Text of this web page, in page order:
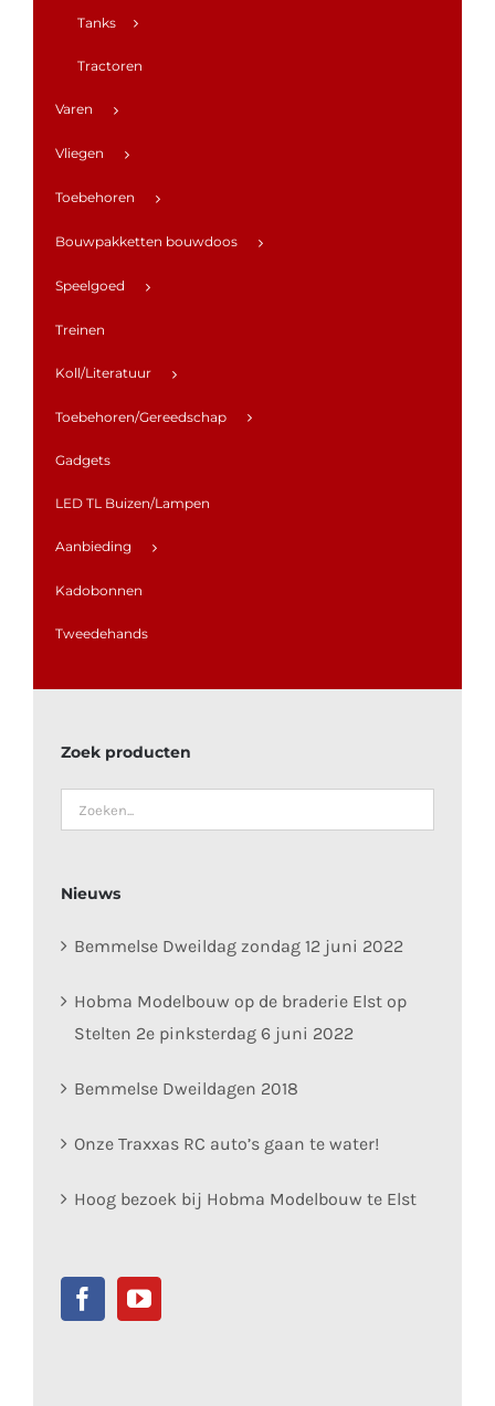
Tanks
Tractoren
Varen
Vliegen
Toebehoren
Bouwpakketten bouwdoos
Speelgoed
Treinen
Koll/Literatuur
Toebehoren/Gereedschap
Gadgets
LED TL Buizen/Lampen
Aanbieding
Kadobonnen
Tweedehands
Zoek producten
Nieuws
Bemmelse Dweildag zondag 12 juni 2022
Hobma Modelbouw op de braderie Elst op
Stelten 2e pinksterdag 6 juni 2022
Bemmelse Dweildagen 2018
Onze Traxxas RC auto’s gaan te water!
Hoog bezoek bij Hobma Modelbouw te Elst